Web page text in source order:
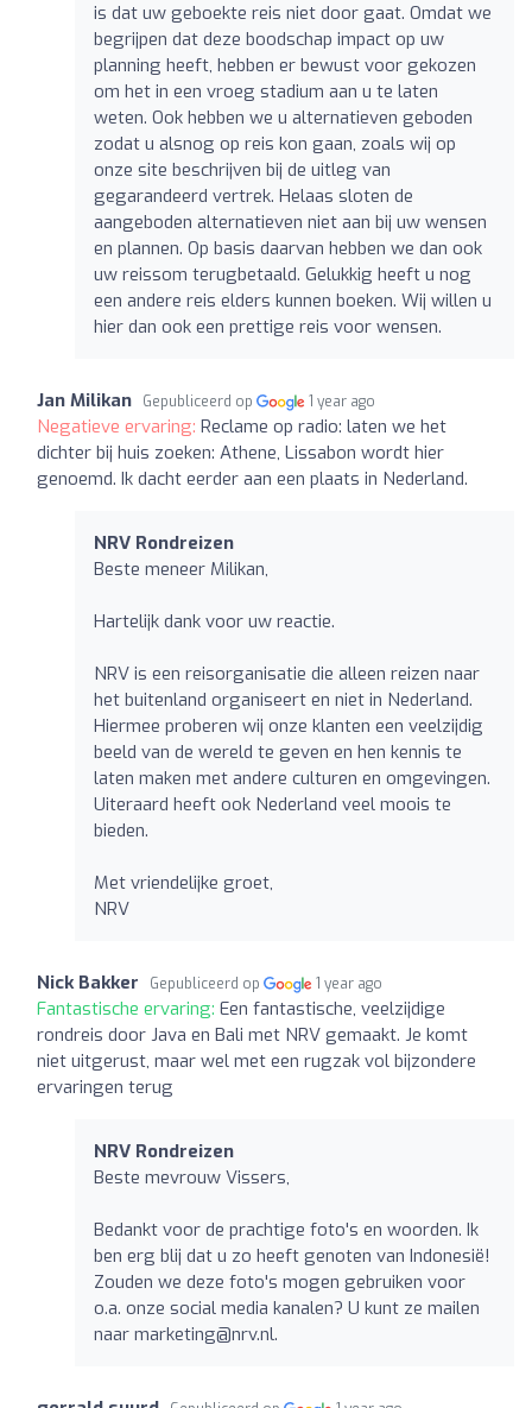
is dat uw geboekte reis niet door gaat. Omdat we
begrijpen dat deze boodschap impact op uw
planning heeft, hebben er bewust voor gekozen
om het in een vroeg stadium aan u te laten
weten. Ook hebben we u alternatieven geboden
zodat u alsnog op reis kon gaan, zoals wij op
onze site beschrijven bij de uitleg van
gegarandeerd vertrek. Helaas sloten de
aangeboden alternatieven niet aan bij uw wensen
en plannen. Op basis daarvan hebben we dan ook
uw reissom terugbetaald. Gelukkig heeft u nog
een andere reis elders kunnen boeken. Wij willen u
hier dan ook een prettige reis voor wensen.
Jan Milikan Gepubliceerd op 1 year ago
Negatieve ervaring: Reclame op radio: laten we het
dichter bij huis zoeken: Athene, Lissabon wordt hier
genoemd. Ik dacht eerder aan een plaats in Nederland.
NRV Rondreizen
Beste meneer Milikan,
Hartelijk dank voor uw reactie.
NRV is een reisorganisatie die alleen reizen naar
het buitenland organiseert en niet in Nederland.
Hiermee proberen wij onze klanten een veelzijdig
beeld van de wereld te geven en hen kennis te
laten maken met andere culturen en omgevingen.
Uiteraard heeft ook Nederland veel moois te
bieden.
Met vriendelijke groet,
NRV
Nick Bakker Gepubliceerd op 1 year ago
Fantastische ervaring: Een fantastische, veelzijdige
rondreis door Java en Bali met NRV gemaakt. Je komt
niet uitgerust, maar wel met een rugzak vol bijzondere
ervaringen terug
NRV Rondreizen
Beste mevrouw Vissers,
Bedankt voor de prachtige foto's en woorden. Ik
ben erg blij dat u zo heeft genoten van Indonesië!
Zouden we deze foto's mogen gebruiken voor
o.a. onze social media kanalen? U kunt ze mailen
naar marketing@nrv.nl.